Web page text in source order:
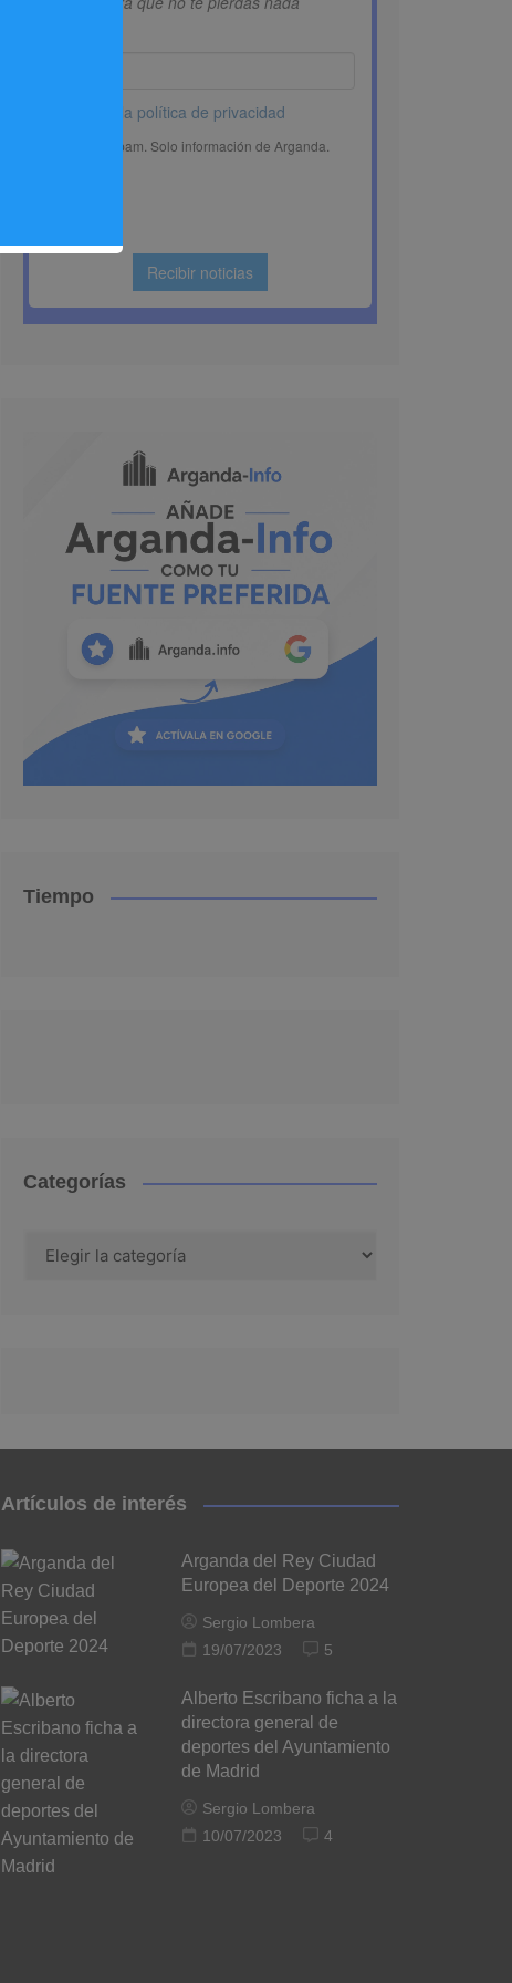
Tiempo
Categorías
Artículos de interés
Arganda del Rey Ciudad
Europea del Deporte 2024
Sergio Lombera
19/07/2023
5
Alberto Escribano ficha a la
directora general de
deportes del Ayuntamiento
de Madrid
Sergio Lombera
10/07/2023
4